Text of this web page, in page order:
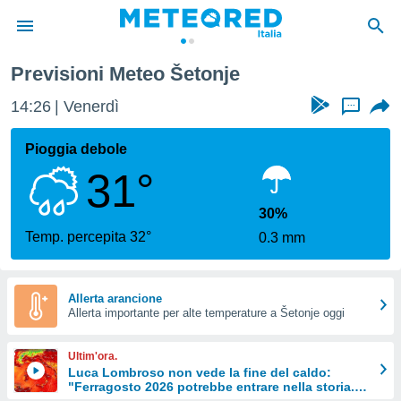
di
per
le
di
Web
le
Previsioni Meteo Šetonje
14:26 Venerdì ...
Pioggia debole
31°
Temp. percepita 32°
30%
0.3 mm
Allerta arancione
Allerta importante per alte temperature a Šetonje oggi
Ultim'ora.
Luca Lombroso non vede la fine del caldo:
"Ferragosto 2026 potrebbe entrare nella storia.